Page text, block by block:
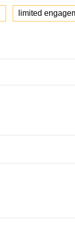
limited